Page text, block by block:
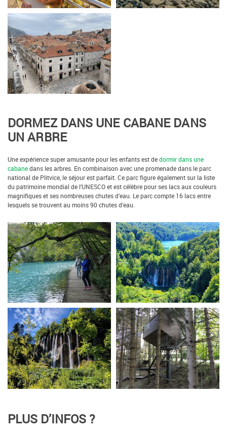
DORMEZ DANS UNE CABANE DANS
UN ARBRE
Une expérience super amusante pour les enfants est dedormir dans une
cabanedans les arbres. En combinaison avec une promenade dans le parc
national de Plitvice, le séjour est parfait. Ce parc figure également sur la liste
du patrimoine mondial de l’UNESCO et est célèbre pour ses lacs aux couleurs
magnifiques et ses nombreuses chutes d’eau. Le parc compte 16 lacs entre
lesquels se trouvent au moins 90 chutes d’eau.
PLUS D’INFOS ?